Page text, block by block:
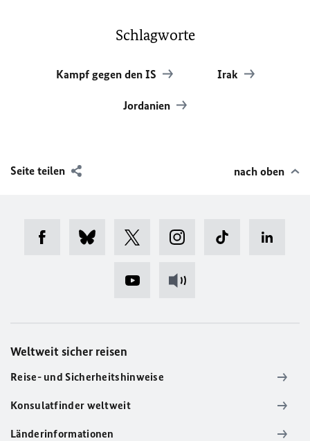
Schlagworte
Kampf gegen den IS Irak
Jordanien
Seite teilen nach oben
Weltweit sicher reisen
Reise- und Sicherheitshinweise
Konsulatfinder weltweit
Länderinformationen